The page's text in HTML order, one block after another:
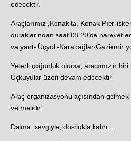
edecektir.
Araçlarımız ,Konak’ta, Konak Pıer-
duraklarından saat 08.20’de hareket
varyant- Üçyol -Karabağlar-Gaziemir
Yeterli çoğunluk olursa, aracımızın biri
Üçkuyular üzeri devam edecektir.
Araç organizasyonu açısından
vermelidir.
Daima, sevgiyle, dostlukla kalın….